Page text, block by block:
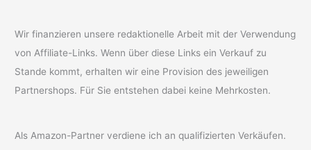
Wir finanzieren unsere redaktionelle Arbeit mit der Verwendung
von Affiliate-Links. Wenn über diese Links ein Verkauf zu
Stande kommt, erhalten wir eine Provision des jeweiligen
Partnershops. Für Sie entstehen dabei keine Mehrkosten.
Als Amazon-Partner verdiene ich an qualifizierten Verkäufen.